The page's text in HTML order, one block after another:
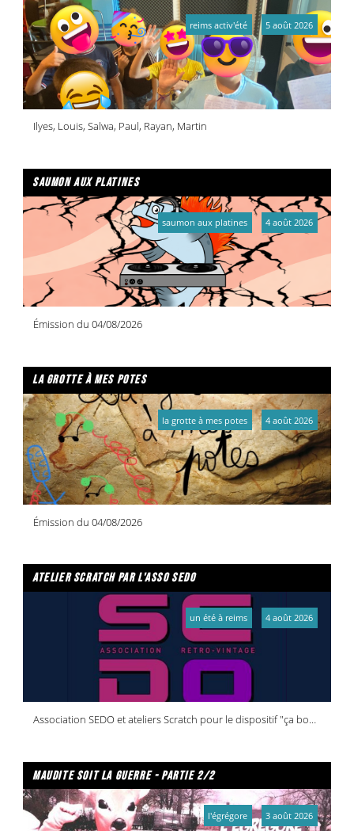
Ilyes, Louis, Salwa, Paul, Rayan, Martin
reims activ'été 5 août 2026
saumon aux platines
Émission du 04/08/2026
saumon aux platines 4 août 2026
la grotte à mes potes
Émission du 04/08/2026
la grotte à mes potes 4 août 2026
atelier scratch par l'asso sedo
Association SEDO et ateliers Scratch pour le dispositif "ça bouge dans vos quartiers !"
un été à reims 4 août 2026
maudite soit la guerre - partie 2/2
l'égrégore 3 août 2026